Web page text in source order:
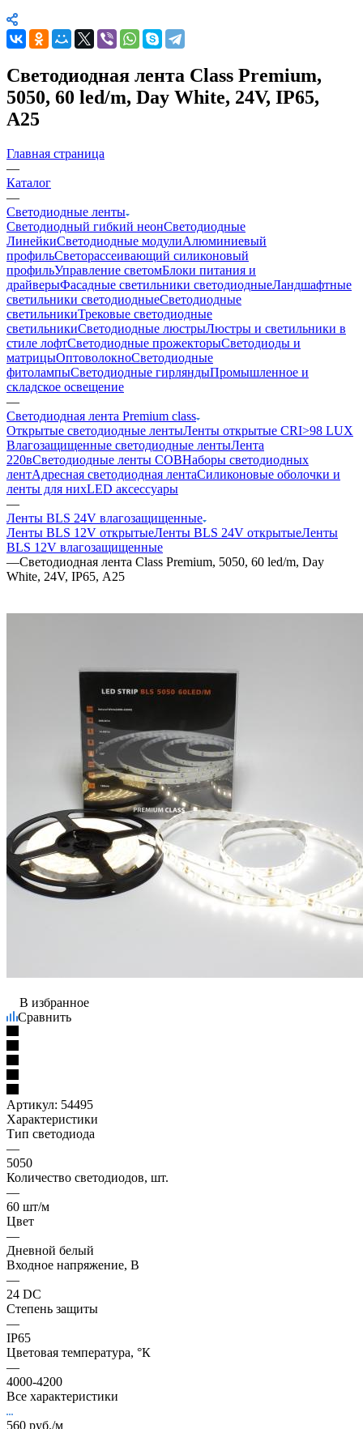
Светодиодная лента Class Premium,
5050, 60 led/m, Day White, 24V, IP65,
А25
Главная страница
—
Каталог
—
Светодиодные ленты
Светодиодный гибкий неонСветодиодные
ЛинейкиСветодиодные модулиАлюминиевый
профильСветорассеивающий силиконовый
профильУправление светомБлоки питания и
драйверыФасадные светильники светодиодныеЛандшафтные
светильники светодиодныеСветодиодные
светильникиТрековые светодиодные
светильникиСветодиодные люстрыЛюстры и светильники в
стиле лофтСветодиодные прожекторыСветодиоды и
матрицыОптоволокноСветодиодные
фитолампыСветодиодные гирляндыПромышленное и
складское освещение
—
Светодиодная лента Premium class
Открытые светодиодные лентыЛенты открытые CRI>98 LUX
Влагозащищенные светодиодные лентыЛента
220вСветодиодные ленты COBНаборы светодиодных
лентАдресная светодиодная лентаСиликоновые оболочки и
ленты для нихLED аксессуары
—
Ленты BLS 24V влагозащищенные
Ленты BLS 12V открытыеЛенты BLS 24V открытыеЛенты
BLS 12V влагозащищенные
—Светодиодная лента Class Premium, 5050, 60 led/m, Day
White, 24V, IP65, А25
В избранное
Сравнить
Артикул: 54495
Характеристики
Тип светодиода
—
5050
Количество светодиодов, шт.
—
60 шт/м
Цвет
—
Дневной белый
Входное напряжение, В
—
24 DC
Степень защиты
—
IP65
Цветовая температура, °К
—
4000-4200
Все характеристики
560 руб./м